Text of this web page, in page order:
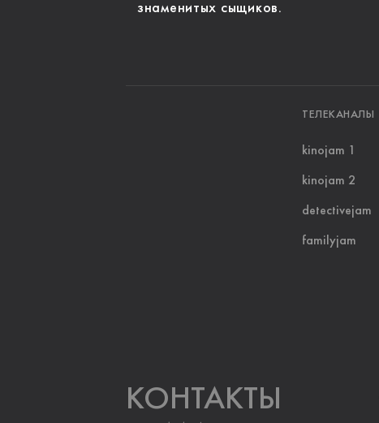
знаменитых сыщиков.
ТЕЛЕКАНАЛЫ
kinojam 1
kinojam 2
detectivejam
familyjam
KOНТАКТЫ